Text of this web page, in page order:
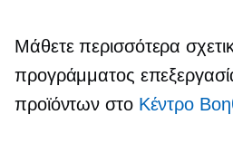
Μάθετε περισσότερα
προγράμματος
προϊόντων στο Κέντρο